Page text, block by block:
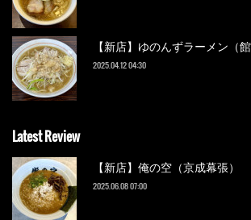
【新店】ゆのんずラーメン（館
2025.04.12 04:30
Latest Review
【新店】俺の空（京成幕張）
2025.06.08 07:00